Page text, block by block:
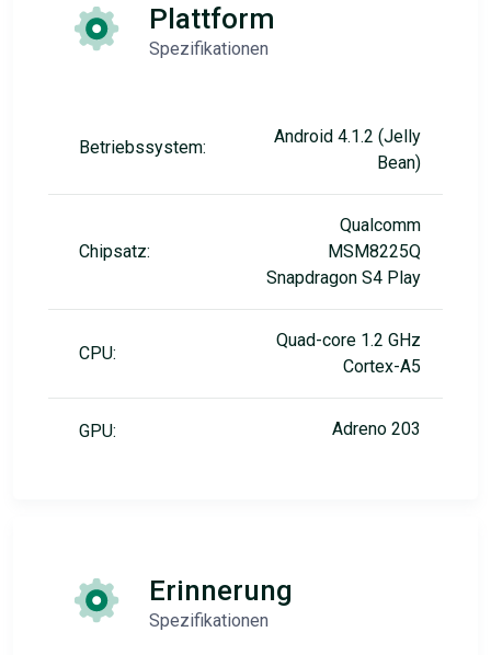
Plattform
Spezifikationen
Betriebssystem:
Android 4.1.2 (Jelly
Bean)
Chipsatz:
Qualcomm
MSM8225Q
Snapdragon S4 Play
CPU:
Quad-core 1.2 GHz
Cortex-A5
GPU: Adreno 203
Erinnerung
Spezifikationen